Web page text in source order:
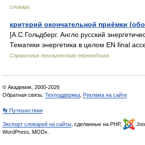
словарь
критерий окончательной приёмки
[А.С.Гольдберг. Англо русский
Тематики энергетика в целом EN final
Справочник технического переводчика
© Академик, 2000-2026
Обратная связь: Техподдержка Реклама на сайте
👣 Путешествия
Экспорт словарей на сайты , сделанные на PHP,
WordPress, MODx.